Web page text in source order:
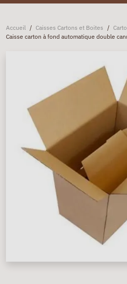
Accueil / Caisses Cartons et Boites /
Caisse carton à fond automatique double